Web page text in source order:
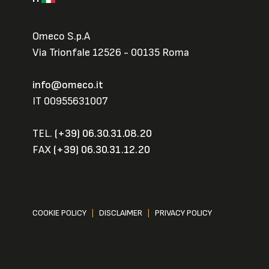
Omeco S.p.A
Via Trionfale 12526 - 00135 Roma
info@omeco.it
IT 00955631007
TEL. (+39) 06.30.31.08.20
FAX (+39) 06.30.31.12.20
COOKIE POLICY DISCLAIMER PRIVACY POLICY